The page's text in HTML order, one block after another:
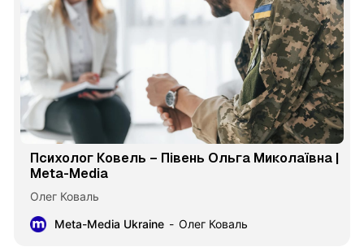
Психолог Ковель – Півень Ольга Миколаївна |
Meta-Media
Олег Коваль
Meta-Media Ukraine
Олег Коваль